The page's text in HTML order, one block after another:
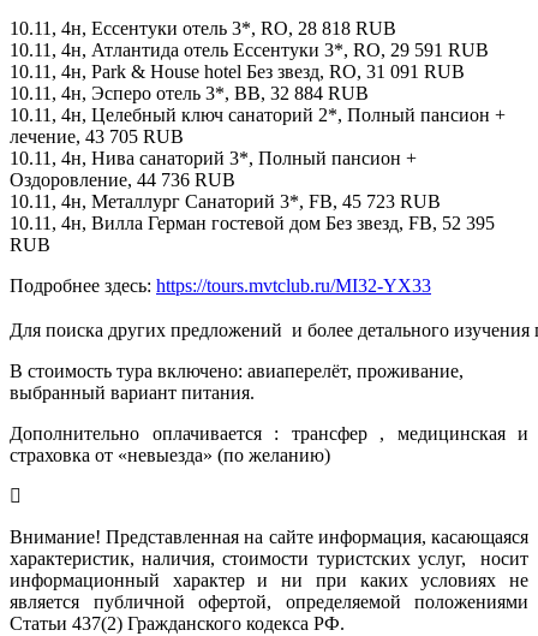
10.11, 4н, Ессентуки отель 3*, RO, 28 818 RUB
10.11, 4н, Атлантида отель Ессентуки 3*, RO, 29 591 RUB
10.11, 4н, Park & House hotel Без звезд, RO, 31 091 RUB
10.11, 4н, Эсперо отель 3*, BB, 32 884 RUB
10.11, 4н, Целебный ключ санаторий 2*, Полный пансион +
лечение, 43 705 RUB
10.11, 4н, Нива санаторий 3*, Полный пансион +
Оздоровление, 44 736 RUB
10.11, 4н, Металлург Санаторий 3*, FB, 45 723 RUB
10.11, 4н, Вилла Герман гостевой дом Без звезд, FB, 52 395
RUB
Подробнее здесь: https://tours.mvtclub.ru/MI32-YX33
Для поиска других предложений  и более детального
В стоимость тура включено: авиаперелёт, проживание,
выбранный вариант питания.
Дополнительно оплачивается : трансфер , медицинская и
страховка от «невыезда» (по желанию)
Внимание! Представленная на сайте информация, касающаяся
характеристик, наличия, стоимости туристских услуг, носит
информационный характер и ни при каких условиях не
является публичной офертой, определяемой положениями
Статьи 437(2) Гражданского кодекса РФ.